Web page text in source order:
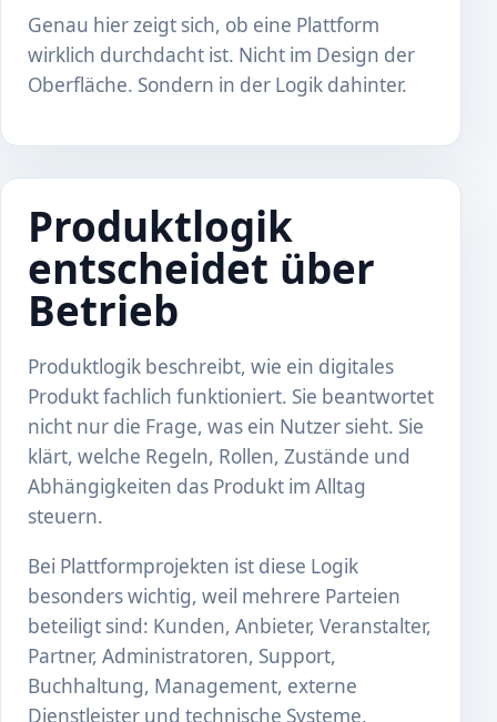
Genau hier zeigt sich, ob eine Plattform
wirklich durchdacht ist. Nicht im Design der
Oberfläche. Sondern in der Logik dahinter.
Produktlogik
entscheidet über
Betrieb
Produktlogik beschreibt, wie ein digitales
Produkt fachlich funktioniert. Sie beantwortet
nicht nur die Frage, was ein Nutzer sieht. Sie
klärt, welche Regeln, Rollen, Zustände und
Abhängigkeiten das Produkt im Alltag
steuern.
Bei Plattformprojekten ist diese Logik
besonders wichtig, weil mehrere Parteien
beteiligt sind: Kunden, Anbieter, Veranstalter,
Partner, Administratoren, Support,
Buchhaltung, Management, externe
Dienstleister und technische Systeme.